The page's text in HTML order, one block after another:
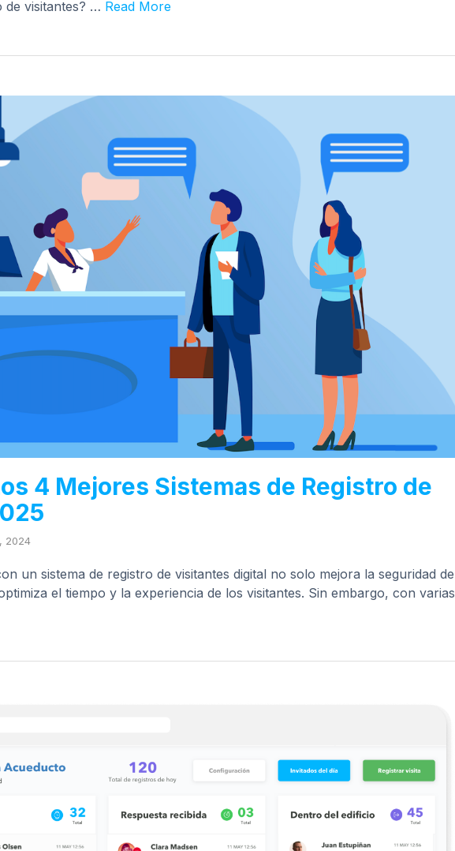
de visitantes? … Read More
4 Mejores Sistemas de Registro de
2024
un sistema de registro de visitantes digital no solo mejora la seguridad de
el tiempo y la experiencia de los visitantes. Sin embargo, con varias